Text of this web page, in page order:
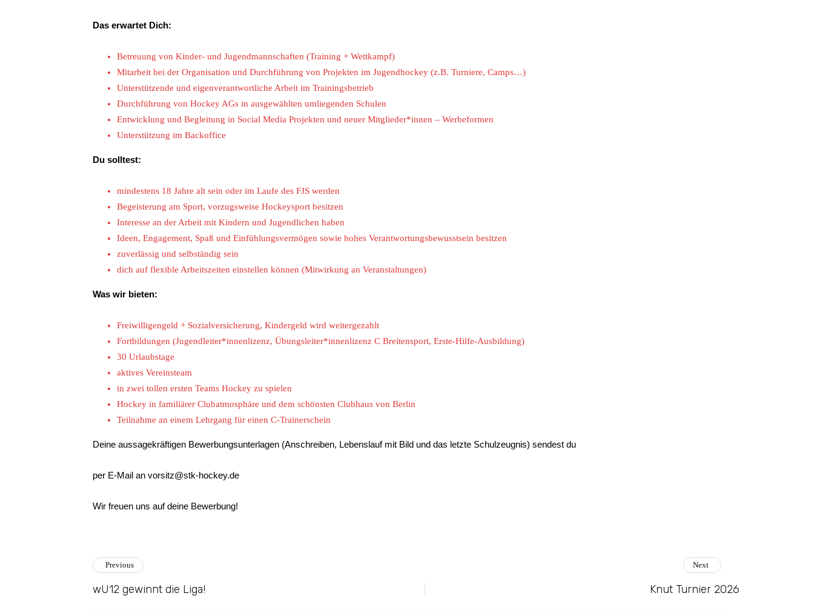
Das erwartet Dich:
Betreuung von Kinder- und Jugendmannschaften (Training + Wettkampf)
Mitarbeit bei der Organisation und Durchführung von Projekten im Jugendhockey (z.B. Turniere, Camps…)
Unterstützende und eigenverantwortliche Arbeit im Trainingsbetrieb
Durchführung von Hockey AGs in ausgewählten umliegenden Schulen
Entwicklung und Begleitung in Social Media Projekten und neuer Mitglieder*innen – Werbeformen
Unterstützung im Backoffice
Du solltest:
mindestens 18 Jahre alt sein oder im Laufe des FJS werden
Begeisterung am Sport, vorzugsweise Hockeysport besitzen
Interesse an der Arbeit mit Kindern und Jugendlichen haben
Ideen, Engagement, Spaß und Einfühlungsvermögen sowie hohes Verantwortungsbewusstsein besitzen
zuverlässig und selbständig sein
dich auf flexible Arbeitszeiten einstellen können (Mitwirkung an Veranstaltungen)
Was wir bieten:
Freiwilligengeld + Sozialversicherung, Kindergeld wird weitergezahlt
Fortbildungen (Jugendleiter*innenlizenz, Übungsleiter*innenlizenz C Breitensport, Erste-Hilfe-Ausbildung)
30 Urlaubstage
aktives Vereinsteam
in zwei tollen ersten Teams Hockey zu spielen
Hockey in familiärer Clubatmosphäre und dem schönsten Clubhaus von Berlin
Teilnahme an einem Lehrgang für einen C-Trainerschein
Deine aussagekräftigen Bewerbungsunterlagen (Anschreiben, Lebenslauf mit Bild und das letzte Schulzeugnis) sendest du
per E-Mail an vorsitz@stk-hockey.de
Wir freuen uns auf deine Bewerbung!
Previous
wU12 gewinnt die Liga!
Next
Knut Turnier 2026